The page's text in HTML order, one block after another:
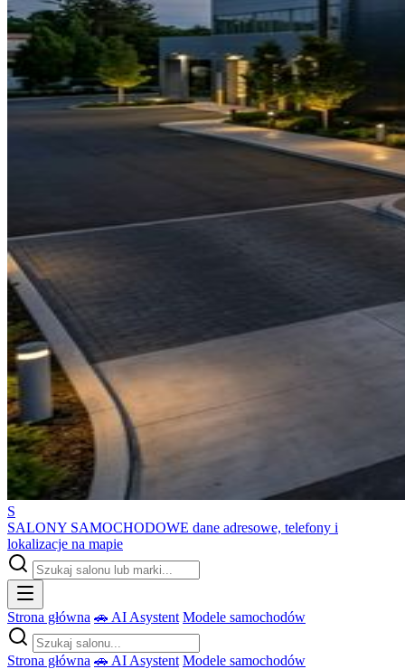
S
SALONY SAMOCHODOWE dane adresowe, telefony i
lokalizacje na mapie
Strona główna 🚗 AI Asystent Modele samochodów
Strona główna 🚗 AI Asystent Modele samochodów